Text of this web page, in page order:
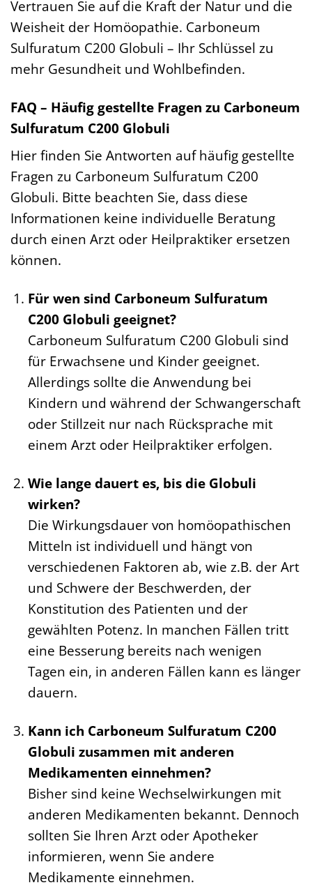
Vertrauen Sie auf die Kraft der Natur und die
Weisheit der Homöopathie. Carboneum
Sulfuratum C200 Globuli – Ihr Schlüssel zu
mehr Gesundheit und Wohlbefinden.
FAQ – Häufig gestellte Fragen zu Carboneum
Sulfuratum C200 Globuli
Hier finden Sie Antworten auf häufig gestellte
Fragen zu Carboneum Sulfuratum C200
Globuli. Bitte beachten Sie, dass diese
Informationen keine individuelle Beratung
durch einen Arzt oder Heilpraktiker ersetzen
können.
Für wen sind Carboneum Sulfuratum
C200 Globuli geeignet?
Carboneum Sulfuratum C200 Globuli sind
für Erwachsene und Kinder geeignet.
Allerdings sollte die Anwendung bei
Kindern und während der Schwangerschaft
oder Stillzeit nur nach Rücksprache mit
einem Arzt oder Heilpraktiker erfolgen.
Wie lange dauert es, bis die Globuli
wirken?
Die Wirkungsdauer von homöopathischen
Mitteln ist individuell und hängt von
verschiedenen Faktoren ab, wie z.B. der Art
und Schwere der Beschwerden, der
Konstitution des Patienten und der
gewählten Potenz. In manchen Fällen tritt
eine Besserung bereits nach wenigen
Tagen ein, in anderen Fällen kann es länger
dauern.
Kann ich Carboneum Sulfuratum C200
Globuli zusammen mit anderen
Medikamenten einnehmen?
Bisher sind keine Wechselwirkungen mit
anderen Medikamenten bekannt. Dennoch
sollten Sie Ihren Arzt oder Apotheker
informieren, wenn Sie andere
Medikamente einnehmen.